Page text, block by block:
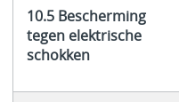
10.5 Bescherming
tegen elektrische
schokken